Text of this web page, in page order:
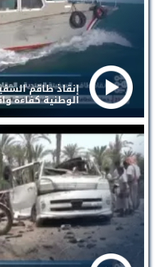
إنقاذ طاقم
الوطنية كفاءة